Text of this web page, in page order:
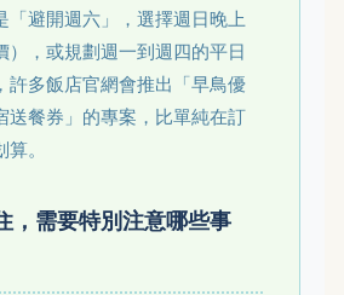
「避開週六」，選擇週日晚上
），或規劃週一到週四的平日
許多飯店官網會推出「早鳥優
送餐券」的專案，比單純在訂
。
，需要特別注意哪些事